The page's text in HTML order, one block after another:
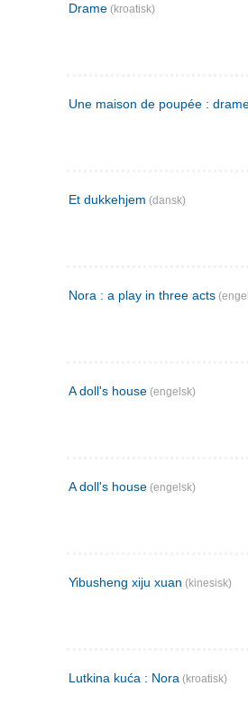
Drame (kroatisk)
Une maison de poupée :
Et dukkehjem (dansk)
Nora : a play in three acts
A doll's house (engelsk)
A doll's house (engelsk)
Yibusheng xiju xuan (kinesisk)
Lutkina kuća : Nora (kroatisk)